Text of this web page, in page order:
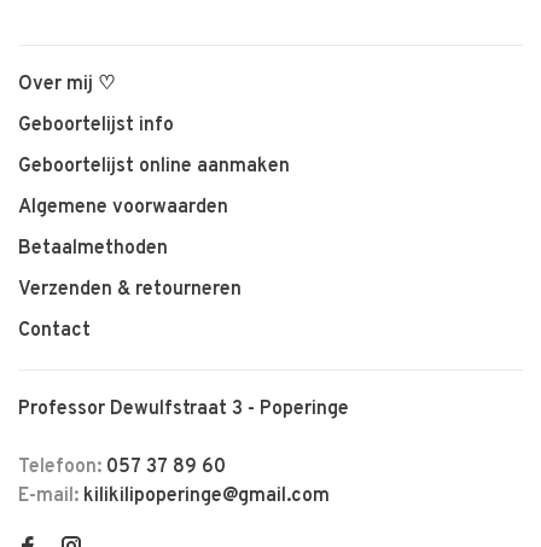
Over mij ♡
Geboortelijst info
Geboortelijst online aanmaken
Algemene voorwaarden
Betaalmethoden
Verzenden & retourneren
Contact
Professor Dewulfstraat 3 - Poperinge
Telefoon: 057 37 89 60
E-mail: kilikilipoperinge@gmail.com